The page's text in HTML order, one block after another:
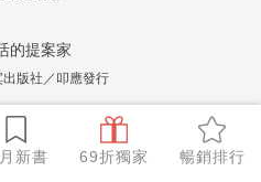
新書 69折獨家 暢銷排行
的提案家
版社／叩應發行